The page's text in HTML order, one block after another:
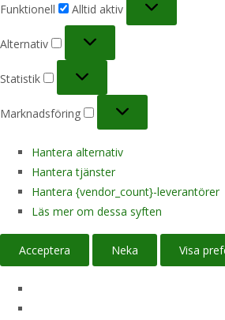
Funktionell
Alltid aktiv
Alternativ
Statistik
Marknadsföring
Hantera alternativ
Hantera tjänster
Hantera {vendor_count}-leverantörer
Läs mer om dessa syften
Acceptera Neka Visa